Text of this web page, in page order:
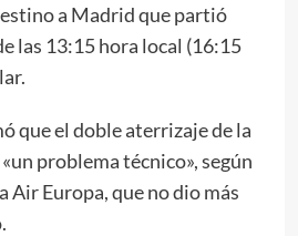
a Madrid que partió
las 13:15 hora local (16:15
que el doble aterrizaje de la
problema técnico», según
Air Europa, que no dio más